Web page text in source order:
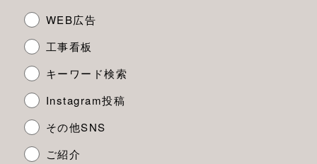
WEB広告
工事看板
キーワード検索
Instagram投稿
その他SNS
ご紹介